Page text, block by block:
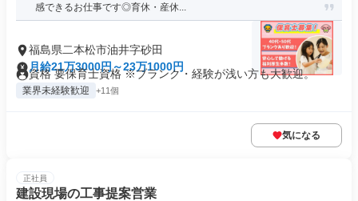
感できるお仕事です◎育休・産休...
福島県二本松市油井字砂田
月給21万3000円～23万1000円
資格 要保育士資格 ※ブランク・経験が浅い方も大歓迎。
業界未経験歓迎 +11個
気になる
正社員
建設現場の工事提案営業